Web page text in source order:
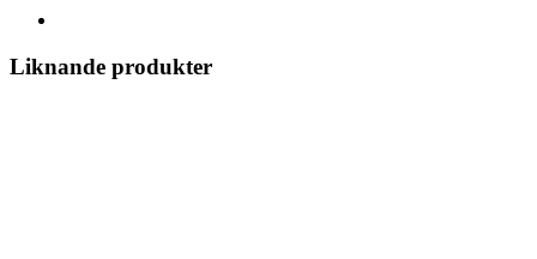
Liknande produkter